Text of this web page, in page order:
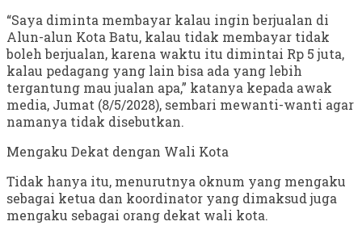
“Saya diminta membayar kalau ingin berjualan di
Alun-alun Kota Batu, kalau tidak membayar tidak
boleh berjualan, karena waktu itu dimintai Rp 5 juta,
kalau pedagang yang lain bisa ada yang lebih
tergantung mau jualan apa,” katanya kepada awak
media, Jumat (8/5/2028), sembari mewanti-wanti agar
namanya tidak disebutkan.
Mengaku Dekat dengan Wali Kota
Tidak hanya itu, menurutnya oknum yang mengaku
sebagai ketua dan koordinator yang dimaksud juga
mengaku sebagai orang dekat wali kota.